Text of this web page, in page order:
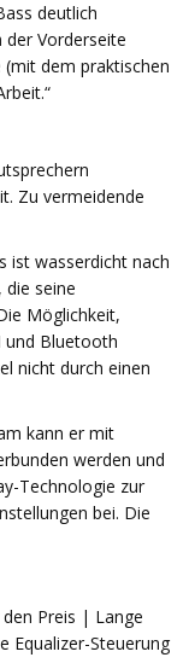
deutlich
der Vorderseite
dem praktischen
Zu vermeidende
ist wasserdicht nach
die seine
Möglichkeit,
und Bluetooth
nicht durch einen
kann er mit
werden und
Technologie zur
bei. Die
Preis | Lange
Equalizer-Steuerung